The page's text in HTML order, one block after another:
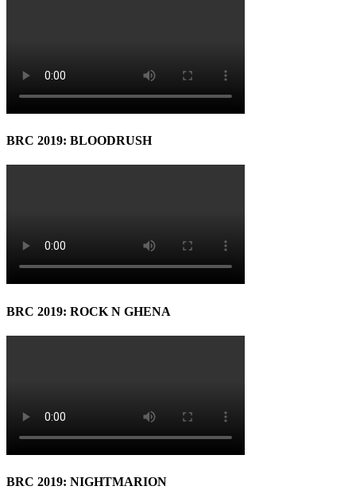
BRC 2019: BLOODRUSH
BRC 2019: ROCK N GHENA
BRC 2019: NIGHTMARION